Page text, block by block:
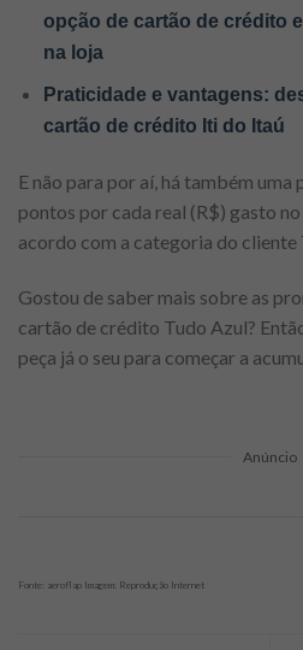
opção de cartão de crédito
na loja
Praticidade e vantagens:
cartão de crédito Iti do Itaú
E não para por aí, há também uma
pontos por cada real (R$) gasto
acordo com a categoria do cliente
Gostou de saber mais sobre as
cartão de crédito Tudo Azul?
peça já o seu para começar a
Anúncio
Fonte: aeroflap Imagem: Reprodução Internet